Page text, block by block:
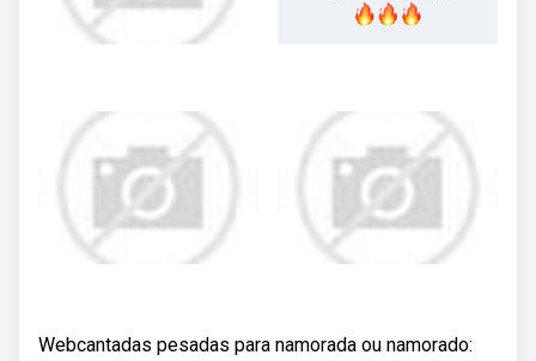
Webcantadas pesadas para namorada ou namorado: